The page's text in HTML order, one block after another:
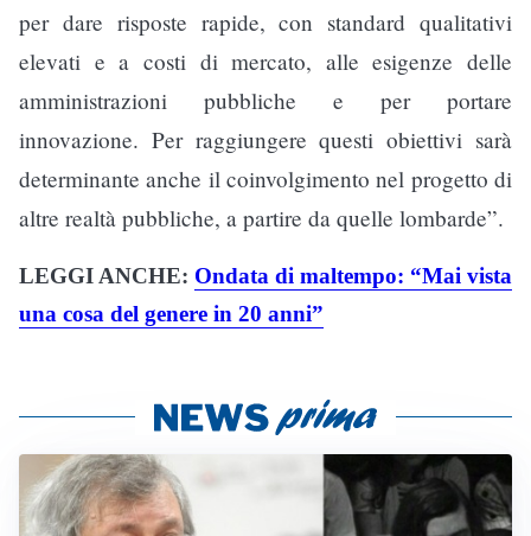
per dare risposte rapide, con standard qualitativi
elevati e a costi di mercato, alle esigenze delle
amministrazioni pubbliche e per portare
innovazione. Per raggiungere questi obiettivi sarà
determinante anche il coinvolgimento nel progetto di
altre realtà pubbliche, a partire da quelle lombarde”.
LEGGI ANCHE: Ondata di maltempo: “Mai vista
una cosa del genere in 20 anni”